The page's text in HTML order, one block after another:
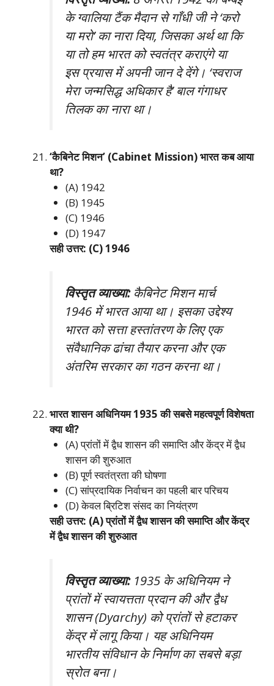
के ग्वालिया टैंक मैदान से गाँधी जी ने ‘करो
या मरो’ का नारा दिया, जिसका अर्थ था कि
या तो हम भारत को स्वतंत्र कराएंगे या
इस प्रयास में अपनी जान दे देंगे। ‘स्वराज
मेरा जन्मसिद्ध अधिकार है’ बाल गंगाधर
तिलक का नारा था।
‘कैबिनेट मिशन’ (Cabinet Mission) भारत कब आया
था?
(A) 1942
(B) 1945
(C) 1946
(D) 1947
सही उत्तर: (C) 1946
विस्तृत व्याख्या:कैबिनेट मिशन मार्च
1946 में भारत आया था। इसका उद्देश्य
भारत को सत्ता हस्तांतरण के लिए एक
संवैधानिक ढांचा तैयार करना और एक
अंतरिम सरकार का गठन करना था।
भारत शासन अधिनियम 1935 की सबसे महत्वपूर्ण विशेषता
क्या थी?
(A) प्रांतों में द्वैध शासन की समाप्ति और केंद्र में द्वैध
शासन की शुरुआत
(B) पूर्ण स्वतंत्रता की घोषणा
(C) सांप्रदायिक निर्वाचन का पहली बार परिचय
(D) केवल ब्रिटिश संसद का नियंत्रण
सही उत्तर: (A) प्रांतों में द्वैध शासन की समाप्ति और केंद्र
में द्वैध शासन की शुरुआत
विस्तृत व्याख्या:1935 के अधिनियम ने
प्रांतों में स्वायत्तता प्रदान की और द्वैध
शासन (Dyarchy) को प्रांतों से हटाकर
केंद्र में लागू किया। यह अधिनियम
भारतीय संविधान के निर्माण का सबसे बड़ा
स्रोत बना।